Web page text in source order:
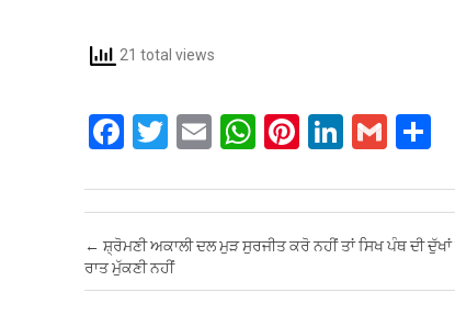
21 total views
F
ce
b
o
T
tt
er
E
ail
W
at
s
Pi
er
es
Li
ke
dI
G
ail
e
Post navigation
← ਸ਼੍ਰੋਮਣੀ ਅਕਾਲੀ ਦਲ ਮੁੜ ਸੁਰਜੀਤ ਕਰੋ ਨਹੀਂ ਤਾਂ ਸਿਖ ਪੰਥ ਦੀ ਦੁੱਖਾਂ
ਰਾਤ ਮੁੱਕਣੀ ਨਹੀਂ